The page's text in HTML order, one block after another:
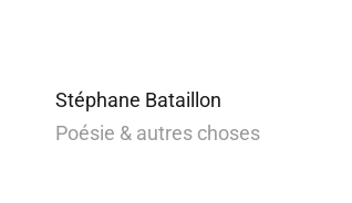
Stéphane Bataillon
Poésie & autres choses